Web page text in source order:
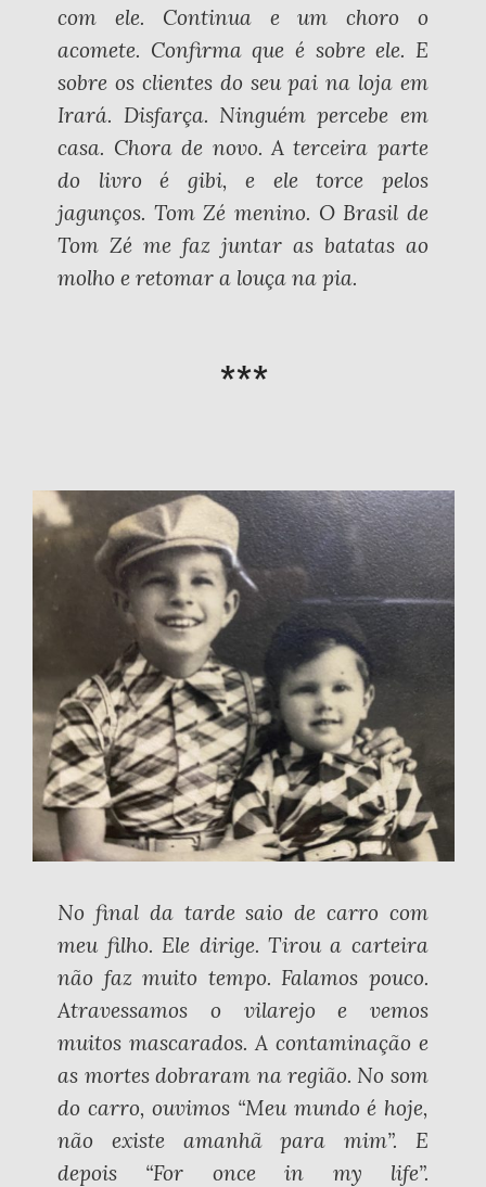
com ele. Continua e um choro o
acomete. Confirma que é sobre ele. E
sobre os clientes do seu pai na loja em
Irará. Disfarça. Ninguém percebe em
casa. Chora de novo. A terceira parte
do livro é gibi, e ele torce pelos
jagunços. Tom Zé menino. O Brasil de
Tom Zé me faz juntar as batatas ao
molho e retomar a louça na pia.
***
No final da tarde saio de carro com
meu filho. Ele dirige. Tirou a carteira
não faz muito tempo. Falamos pouco.
Atravessamos o vilarejo e vemos
muitos mascarados. A contaminação e
as mortes dobraram na região. No som
do carro, ouvimos “Meu mundo é hoje,
não existe amanhã para mim”. E
depois “For once in my life”.